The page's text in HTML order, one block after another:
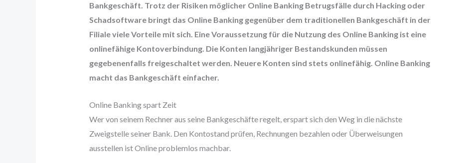
Bankgeschäft. Trotz der Risiken möglicher Online Banking Betrugsfälle durch Hacking oder
Schadsoftware bringt das Online Banking gegenüber dem traditionellen Bankgeschäft in der
Filiale viele Vorteile mit sich. Eine Voraussetzung für die Nutzung des Online Banking ist eine
onlinefähige Kontoverbindung. Die Konten langjähriger Bestandskunden müssen
gegebenenfalls freigeschaltet werden. Neuere Konten sind stets onlinefähig. Online Banking
macht das Bankgeschäft einfacher.
Online Banking spart Zeit
Wer von seinem Rechner aus seine Bankgeschäfte regelt, erspart sich den Weg in die nächste
Zweigstelle seiner Bank. Den Kontostand prüfen, Rechnungen bezahlen oder Überweisungen
ausstellen ist Online problemlos machbar.